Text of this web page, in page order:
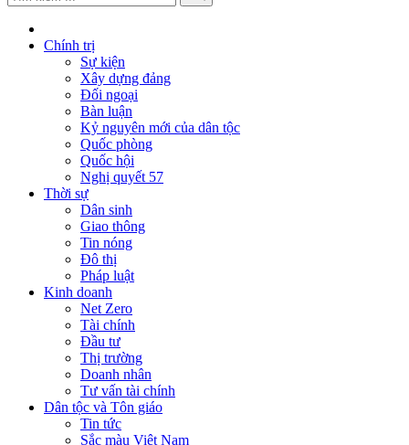
Chính trị
Sự kiện
Xây dựng đảng
Đối ngoại
Bàn luận
Kỷ nguyên mới của dân tộc
Quốc phòng
Quốc hội
Nghị quyết 57
Thời sự
Dân sinh
Giao thông
Tin nóng
Đô thị
Pháp luật
Kinh doanh
Net Zero
Tài chính
Đầu tư
Thị trường
Doanh nhân
Tư vấn tài chính
Dân tộc và Tôn giáo
Tin tức
Sắc màu Việt Nam